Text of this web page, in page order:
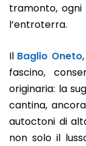
tramonto, ogni
l’entroterra.
Il Baglio Oneto
fascino,
originaria: la
cantina,
autoctoni di
non solo il